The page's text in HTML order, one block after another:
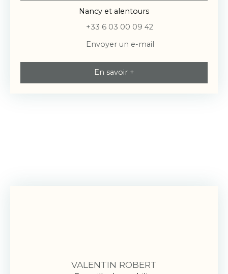
Nancy et alentours
+33 6 03 00 09 42
Envoyer un e-mail
En savoir +
VALENTIN ROBERT